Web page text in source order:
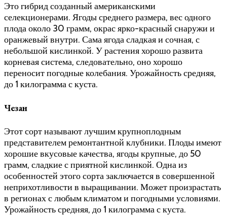
Это гибрид созданный американскими
селекционерами. Ягоды среднего размера, вес одного
плода около 30 грамм, окрас ярко-красный снаружи и
оранжевый внутри. Сама ягода сладкая и сочная, с
небольшой кислинкой. У растения хорошо развита
корневая система, следовательно, оно хорошо
переносит погодные колебания. Урожайность средняя,
до 1 килограмма с куста.
Чезан
Этот сорт называют лучшим крупноплодным
представителем ремонтантной клубники. Плоды имеют
хорошие вкусовые качества, ягоды крупные, до 50
грамм, сладкие с приятной кислинкой. Одна из
особенностей этого сорта заключается в совершенной
неприхотливости в выращивании. Может произрастать
в регионах с любым климатом и погодными условиями.
Урожайность средняя, до 1 килограмма с куста.